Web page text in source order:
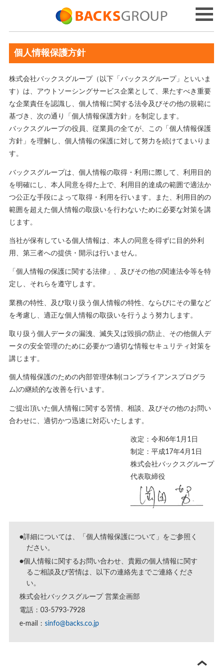
個人情報保護方針
株式会社バックスグループ（以下「バックスグループ」といいま
す）は、アウトソーシングサービス企業として、果たすべき重要
な企業責任を認識し、個人情報に関する法令及びその他の規範に
基づき、次の通り「個人情報保護方針」を制定します。
バックスグループの役員、従業員の全てが、この「個人情報保護
方針」を理解し、個人情報の保護に対して努力を続けてまいりま
す。
バックスグループは、個人情報の取得・利用に際して、利用目的
を明確にし、本人同意を得た上で、利用目的達成の範囲で適法か
つ公正な手段によって取得・利用を行います。また、利用目的の
範囲を超えた個人情報の取扱いを行わないために必要な対策を講
じます。
当社が保有している個人情報は、本人の同意を得ずに目的外利
用、第三者への提供・開示は行いません。
「個人情報の保護に関する法律」、及びその他の関連法令等を特
定し、それらを遵守します。
業務の特性、及び取り扱う個人情報の特性、ならびにその量など
を考慮し、適正な個人情報の取扱いを行うよう努力します。
取り扱う個人データの漏洩、滅失又は毀損の防止、その他個人デ
ータの安全管理のために必要かつ適切な情報セキュリティ対策を
講じます。
個人情報保護のための内部管理体制(コンプライアンスプログラ
ム)の継続的な改善を行います。
ご提出頂いた個人情報に関する苦情、相談、及びその他のお問い
合わせに、適切かつ迅速に対応いたします。
改定：令和6年1月1日
制定：平成17年4月1日
株式会社バックスグループ
代表取締役
●詳細については、「 個人情報保護について 」をご参照く
ださい。
●個人情報に関するお問い合わせ、貴殿の個人情報に関す
るご相談及び苦情は、以下の連絡先までご連絡くださ
い。
株式会社バックスグループ 営業企画部
電話：03-5793-7928
e-mail： sinfo@backs.co.jp